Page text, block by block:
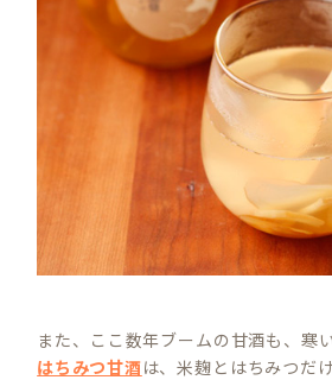
また、ここ数年ブームの甘酒も、寒
はちみつ甘酒は、米麹とはちみつだ